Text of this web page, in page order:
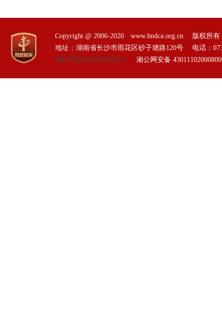
Copyright @ 2006-2020 www.hndca.org.cn 版权所
地址：湖南省长沙市雨花区砂子塘路120号 电话：
湘ICP备2020018823号-1 湘公网安备